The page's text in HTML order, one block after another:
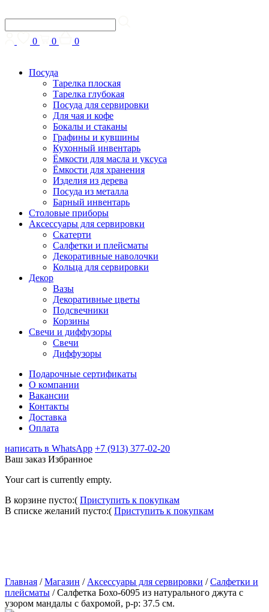
0 0 0
Посуда
Тарелка плоская
Тарелка глубокая
Посуда для сервировки
Для чая и кофе
Бокалы и стаканы
Графины и кувшины
Кухонный инвентарь
Ёмкости для масла и уксуса
Ёмкости для хранения
Изделия из дерева
Посуда из металла
Барный инвентарь
Столовые приборы
Аксессуары для сервировки
Скатерти
Cалфетки и плейсматы
Декоративные наволочки
Кольца для сервировки
Декор
Вазы
Декоративные цветы
Подсвечники
Корзины
Свечи и диффузоры
Свечи
Диффузоры
Подарочные сертификаты
О компании
Вакансии
Контакты
Доставка
Оплата
написать в WhatsApp +7 (913) 377-02-20
Ваш заказ Избранное
Your cart is currently empty.
В корзине пусто:( Приступить к покупкам
В списке желаний пусто:( Приступить к покупкам
Главная /Магазин / Аксессуары для сервировки /Cалфетки и
плейсматы /Салфетка Бохо-6095 из натурального джута с
узором мандалы с бахромой, р-р: 37.5 см.